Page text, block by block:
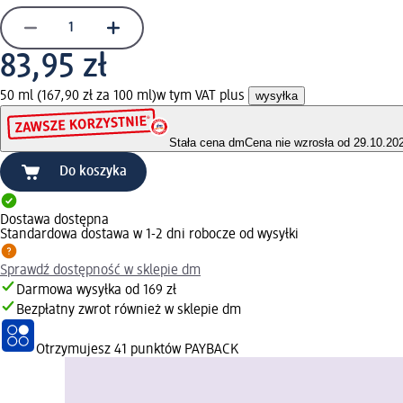
83,95 zł
50 ml (167,90 zł za 100 ml)w tym VAT plus wysyłka
Stała cena dmCena nie wzrosła od
Do koszyka
Dostawa dostępna
Standardowa dostawa w 1-2 dni robocze od wysyłki
Sprawdź dostępność w sklepie dm
Darmowa wysyłka od 169 zł
Bezpłatny zwrot również w sklepie dm
Otrzymujesz 41 punktów PAYBACK